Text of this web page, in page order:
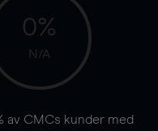
0%
N/A
av CMCs kunder med